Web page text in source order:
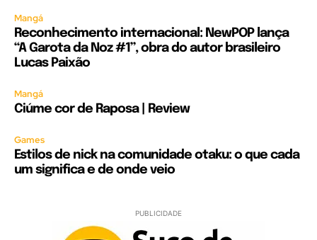
Mangá
Reconhecimento internacional: NewPOP lança
“A Garota da Noz #1”, obra do autor brasileiro
Lucas Paixão
Mangá
Ciúme cor de Raposa | Review
Games
Estilos de nick na comunidade otaku: o que cada
um significa e de onde veio
PUBLICIDADE